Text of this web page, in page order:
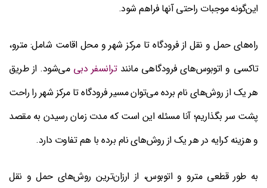
این‌گونه موجبات راحتی آنها فراهم شود.
راه‌های حمل و نقل از فرودگاه تا مرکز شهر و محل اقامت شامل: مترو،
تاکسی و اتوبوس‌های فرودگاهی مانندترانسفر دبی می‌شود. از طریق
هر یک از روش‌های نام برده می‌توان مسیر فرودگاه تا مرکز شهر را راحت
پشت سر بگذاریم؛ آنا مسئله این است که مدت زمان رسیدن به مقصد
و هزینه کرایه در هر یک از روش‌های نام برده با هم تفاوت دارد.
به طور قطعی مترو و اتوبوس، از ارزان‌ترین روش‌های حمل و نقل